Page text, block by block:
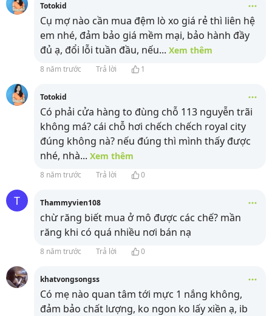
Totokid
Cụ mợ nào cần mua đệm lò xo giá rẻ thì liên hệ
em nhé, đảm bảo giá mềm mại, bảo hành đầy
đủ ạ, đổi lỗi tuần đầu, nếu... Xem thêm
8 năm trước Trả lời 1
Totokid
Có phải cửa hàng to đùng chỗ 113 nguyễn trãi
không má? cái chỗ hơi chếch chếch royal city
đúng không nà? nếu đúng thì mình thấy được
nhé, nhà... Xem thêm
8 năm trước Trả lời 0
T Thammyvien108
chừ răng biết mua ở mô được các chế? mần
răng khi có quá nhiều nơi bán nạ
8 năm trước Trả lời 0
khatvongsongss
Có mẹ nào quan tâm tới mực 1 nắng không,
đảm bảo chất lượng, ko ngon ko lấy xiền ạ, ib